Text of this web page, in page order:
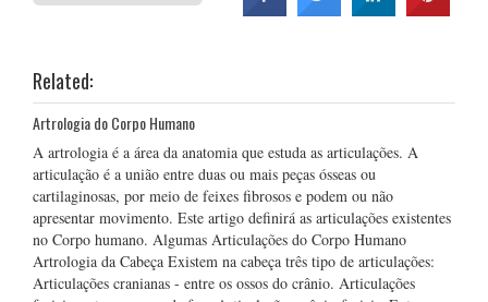
Related:
Artrologia do Corpo Humano
A artrologia é a área da anatomia que estuda as articulações. A
articulação é a união entre duas ou mais peças ósseas ou
cartilaginosas, por meio de feixes fibrosos e podem ou não
apresentar movimento. Este artigo definirá as articulações existentes
no Corpo humano. Algumas Articulações do Corpo Humano
Artrologia da Cabeça Existem na cabeça três tipo de articulações:
Articulações cranianas - entre os ossos do crânio. Articulações